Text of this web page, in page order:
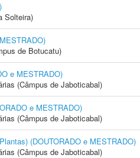
Solteira)
de Botucatu)
e MESTRADO)
(Câmpus de Jaboticabal)
e MESTRADO)
(Câmpus de Jaboticabal)
(DOUTORADO e MESTRADO)
(Câmpus de Jaboticabal)